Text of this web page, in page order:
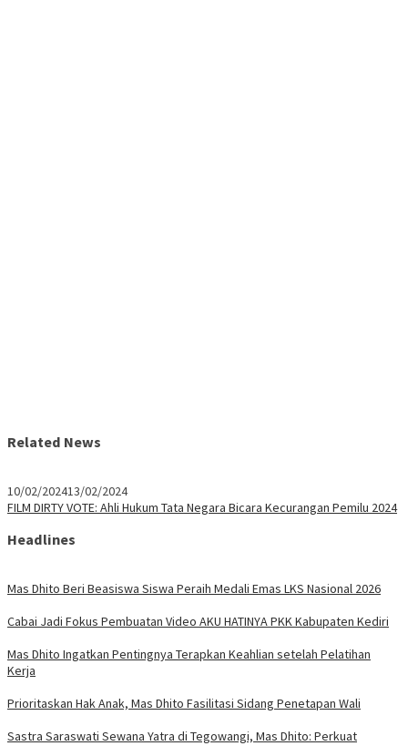
Related News
10/02/202413/02/2024
FILM DIRTY VOTE: Ahli Hukum Tata Negara Bicara Kecurangan Pemilu 2024
Headlines
Mas Dhito Beri Beasiswa Siswa Peraih Medali Emas LKS Nasional 2026
Cabai Jadi Fokus Pembuatan Video AKU HATINYA PKK Kabupaten Kediri
Mas Dhito Ingatkan Pentingnya Terapkan Keahlian setelah Pelatihan
Kerja
Prioritaskan Hak Anak, Mas Dhito Fasilitasi Sidang Penetapan Wali
Sastra Saraswati Sewana Yatra di Tegowangi, Mas Dhito: Perkuat